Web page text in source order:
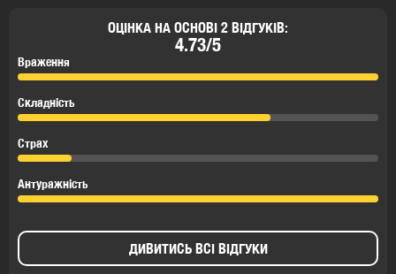
ОЦІНКА НА ОСНОВІ 2 ВІДГУКІВ:
4.73/5
Враження
Складність
Страх
Антуражність
ДИВИТИСЬ ВСІ ВІДГУКИ